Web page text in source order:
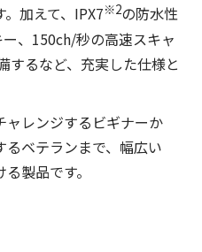
加えて、IPX7※2の防水性
、150ch/秒の高速スキャ
するなど、充実した仕様と
ャレンジするビギナーか
ベテランまで、幅広い
製品です。